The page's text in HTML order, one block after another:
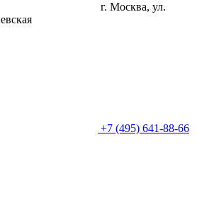
г. Москва, ул.
+7 (495) 641-88-66